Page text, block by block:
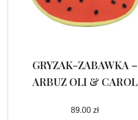
GRYZAK-ZABAWKA –
ARBUZ OLI & CAROL
89.00 zł